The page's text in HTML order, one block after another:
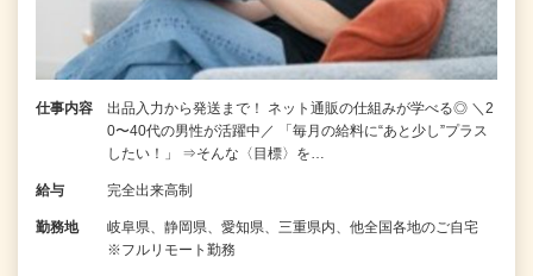
仕事内容
出品入力から発送まで！ ネット通販の仕組みが学べる◎ ＼2
0〜40代の男性が活躍中／ 「毎月の給料に“あと少し”プラス
したい！」 ⇒そんな〈目標〉を…
給与 完全出来高制
勤務地
岐阜県、静岡県、愛知県、三重県内、他全国各地のご自宅
※フルリモート勤務